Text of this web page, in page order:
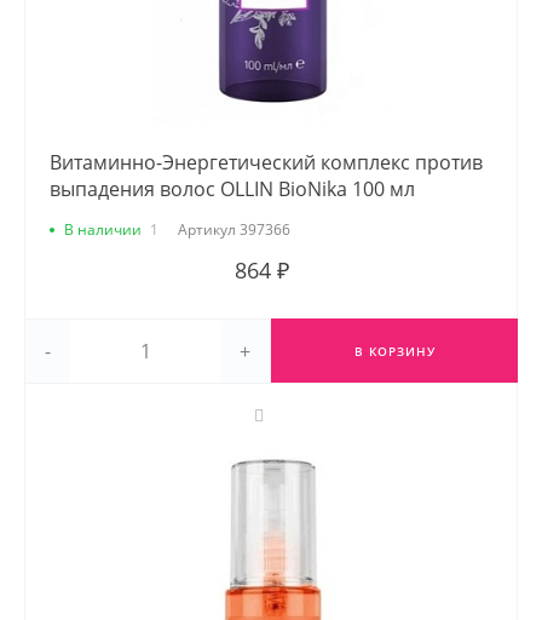
Витаминно-Энергетический комплекс против
выпадения волос OLLIN BioNika 100 мл
В наличии 1 Артикул 397366
864 ₽
- + В КОРЗИНУ